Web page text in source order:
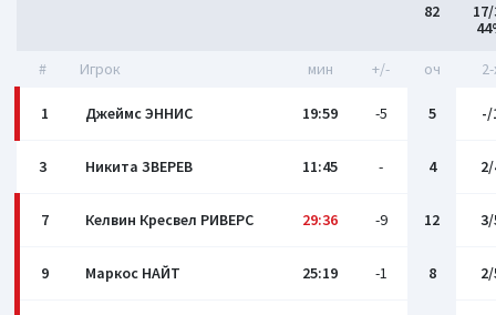
82
# Игрок мин +/- оч
1 Джеймс ЭННИС 19:59 -5 5 -/
3 Никита ЗВЕРЕВ 11:45 - 4
7 Келвин Кресвел РИВЕРС 29:36 -9 12
9 Маркос НАЙТ 25:19 -1 8